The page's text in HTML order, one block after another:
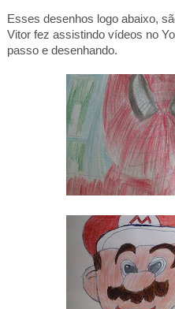
Esses desenhos logo abaixo,
Vitor fez assistindo vídeos no
passo e desenhando.